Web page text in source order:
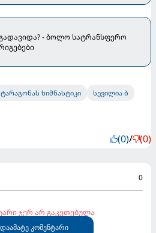
- ბოლო სატრანსფერო
ტარაგონას ხიმნასტიკი
სევილია ბ
(0)/ (0)
0
ჯერ არ გაკეთებულა
დაამატე კომენტარი